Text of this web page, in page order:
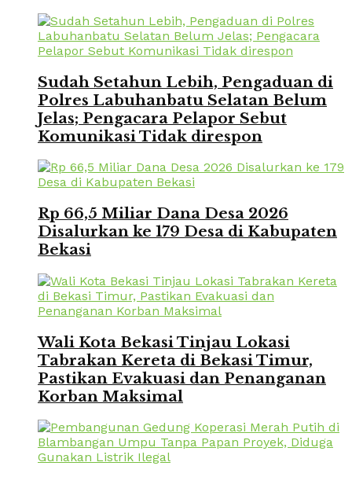
Sudah Setahun Lebih, Pengaduan di
Polres Labuhanbatu Selatan Belum
Jelas; Pengacara Pelapor Sebut
Komunikasi Tidak direspon
Rp 66,5 Miliar Dana Desa 2026
Disalurkan ke 179 Desa di Kabupaten
Bekasi
Wali Kota Bekasi Tinjau Lokasi
Tabrakan Kereta di Bekasi Timur,
Pastikan Evakuasi dan Penanganan
Korban Maksimal